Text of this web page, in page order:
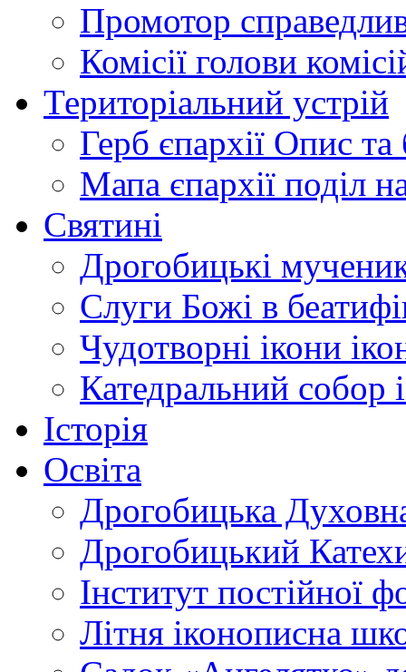
Промотор
Комісії голови
Територіальний устрій
Герб єпархії Опис та
Мапа єпархії поділ
Святині
Дрогобицькі
Слуги Божі в
Чудотворні ікони
Катедральний собор
Історія
Освіта
Дрогобицька
Дрогобицький
Інститут постійної
Літня іконописна